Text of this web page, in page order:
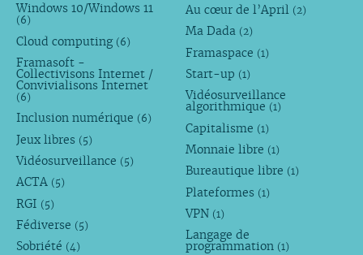
Windows 10/Windows 11
(6)
Cloud computing (6)
Framasoft -
Collectivisons Internet /
Convivialisons Internet
(6)
Inclusion numérique (6)
Jeux libres (5)
Vidéosurveillance (5)
ACTA (5)
RGI (5)
Fédiverse (5)
Sobriété (4)
Au cœur de l’April (2)
Ma Dada (2)
Framaspace (1)
Start-up (1)
Vidéosurveillance
algorithmique (1)
Capitalisme (1)
Monnaie libre (1)
Bureautique libre (1)
Plateformes (1)
VPN (1)
Langage de
programmation (1)